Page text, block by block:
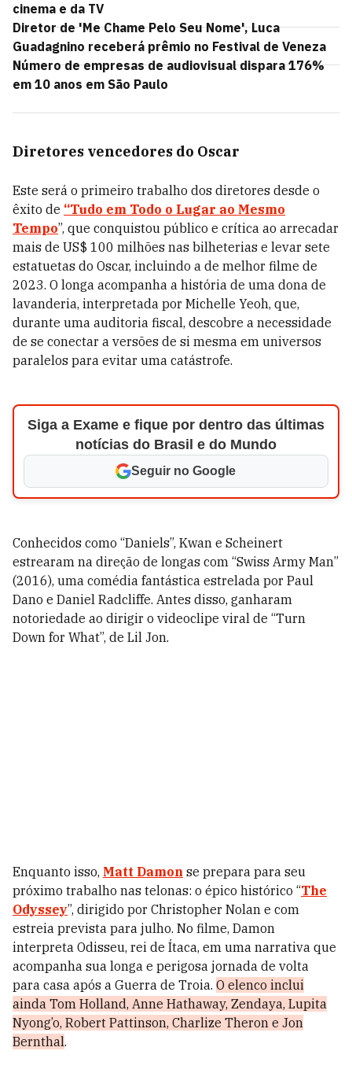
cinema e da TV
Diretor de 'Me Chame Pelo Seu Nome', Luca
Guadagnino receberá prêmio no Festival de Veneza
Número de empresas de audiovisual dispara 176%
em 10 anos em São Paulo
Diretores vencedores do Oscar
Este será o primeiro trabalho dos diretores desde o
êxito de “Tudo em Todo o Lugar ao Mesmo
Tempo”, que conquistou público e crítica ao arrecadar
mais de US$ 100 milhões nas bilheterias e levar sete
estatuetas do Oscar, incluindo a de melhor filme de
2023. O longa acompanha a história de uma dona de
lavanderia, interpretada por Michelle Yeoh, que,
durante uma auditoria fiscal, descobre a necessidade
de se conectar a versões de si mesma em universos
paralelos para evitar uma catástrofe.
Siga a Exame e fique por dentro das últimas
notícias do Brasil e do Mundo
Seguir no Google
Conhecidos como “Daniels”, Kwan e Scheinert
estrearam na direção de longas com “Swiss Army Man”
(2016), uma comédia fantástica estrelada por Paul
Dano e Daniel Radcliffe. Antes disso, ganharam
notoriedade ao dirigir o videoclipe viral de “Turn
Down for What”, de Lil Jon.
Enquanto isso, Matt Damon se prepara para seu
próximo trabalho nas telonas: o épico histórico “The
Odyssey”, dirigido por Christopher Nolan e com
estreia prevista para julho. No filme, Damon
interpreta Odisseu, rei de Ítaca, em uma narrativa que
acompanha sua longa e perigosa jornada de volta
para casa após a Guerra de Troia. O elenco inclui
ainda Tom Holland, Anne Hathaway, Zendaya, Lupita
Nyong’o, Robert Pattinson, Charlize Theron e Jon
Bernthal.